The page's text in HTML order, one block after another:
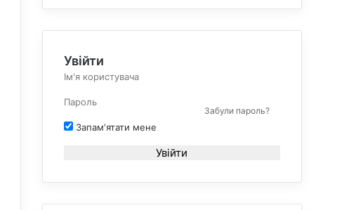
Увійти
Забули пароль?
Запам'ятати мене
Увійти